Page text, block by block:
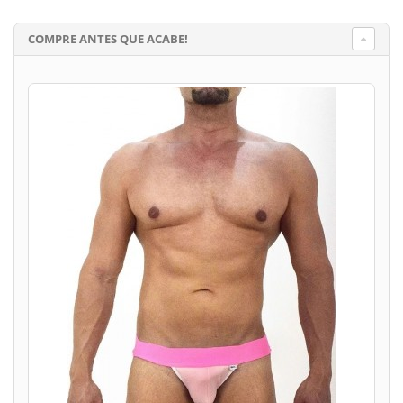
COMPRE ANTES QUE ACABE!